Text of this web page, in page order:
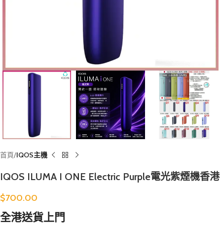
首頁 IQOS主機
IQOS ILUMA I ONE Electric Purple電光紫煙機香港
$700.00
全港送貨上門